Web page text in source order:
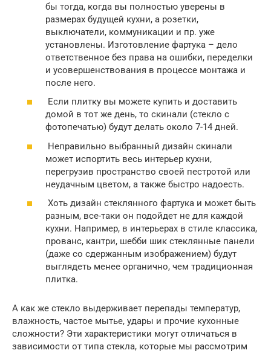
бы тогда, когда вы полностью уверены в
размерах будущей кухни, а розетки,
выключатели, коммуникации и пр. уже
установлены. Изготовление фартука – дело
ответственное без права на ошибки, переделки
и усовершенствования в процессе монтажа и
после него.
Если плитку вы можете купить и доставить
домой в тот же день, то скинали (стекло с
фотопечатью) будут делать около 7-14 дней.
Неправильно выбранный дизайн скинали
может испортить весь интерьер кухни,
перегрузив пространство своей пестротой или
неудачным цветом, а также быстро надоесть.
Хоть дизайн стеклянного фартука и может быть
разным, все-таки он подойдет не для каждой
кухни. Например, в интерьерах в стиле классика,
прованс, кантри, шебби шик стеклянные панели
(даже со сдержанным изображением) будут
выглядеть менее органично, чем традиционная
плитка.
А как же стекло выдерживает перепады температур,
влажность, частое мытье, удары и прочие кухонные
сложности? Эти характеристики могут отличаться в
зависимости от типа стекла, которые мы рассмотрим